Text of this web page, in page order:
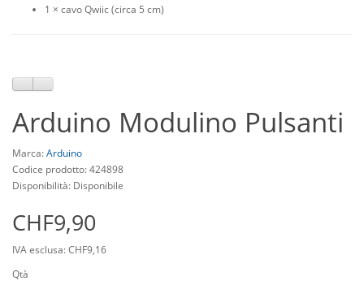
1 × cavo Qwiic (circa 5 cm)
Arduino Modulino Pulsanti
Marca:Arduino
Codice prodotto: 424898
Disponibilità: Disponibile
CHF9,90
IVA esclusa: CHF9,16
Qtà